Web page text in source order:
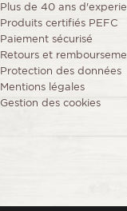
Plus de 40 ans
Produits certifiés PEFC
Paiement sécurisé
Retours et
Protection des données
Mentions légales
Gestion des cookies